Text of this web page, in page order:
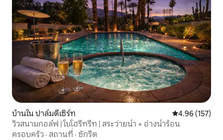
บ้านใน ปาล์มดีเซิร์ท คะแนนเฉลี่ย
4.96 (157)
วิวสนามกอล์ฟ | โบโฮรีทรีท | สระว่ายน้ำ + อ่างน้ำร้อน
ครอบครัว · สถานที่ · ซักรีด